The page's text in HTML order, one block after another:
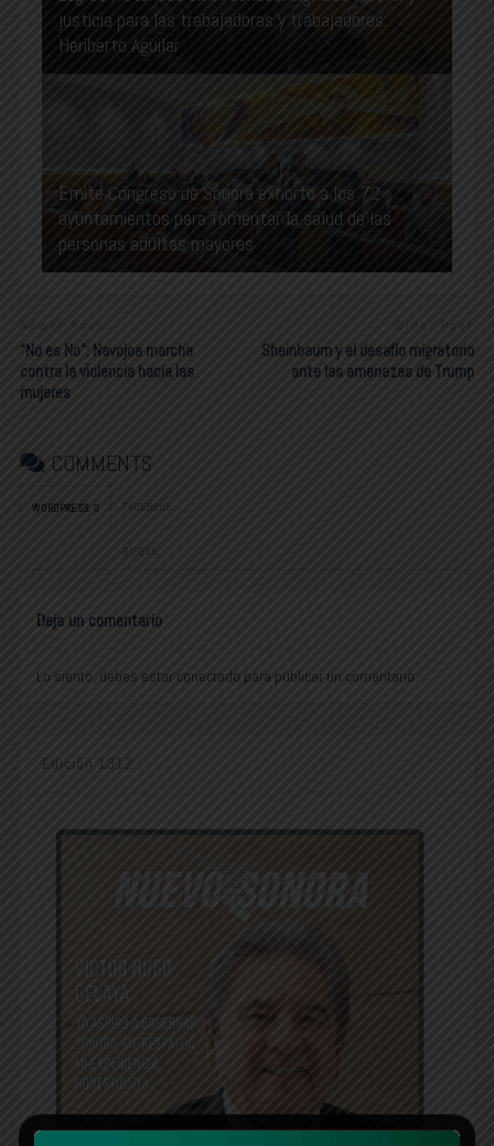
justicia para las trabajadoras y trabajadores:
Heriberto Aguilar
Emite Congreso de Sonora exhorto a los 72
ayuntamientos para fomentar la salud de las
personas adultas mayores
Newer Post
“No es No”: Navojoa marcha
contra la violencia hacia las
mujeres
Older Post
Sheinbaum y el desafío migratorio
ante las amenazas de Trump
COMMENTS
WORDPRESS: 0 FACEBOOK:
DISQUS:
Deja un comentario
Lo siento, debes estar conectado para publicar un comentario.
Edición 1312